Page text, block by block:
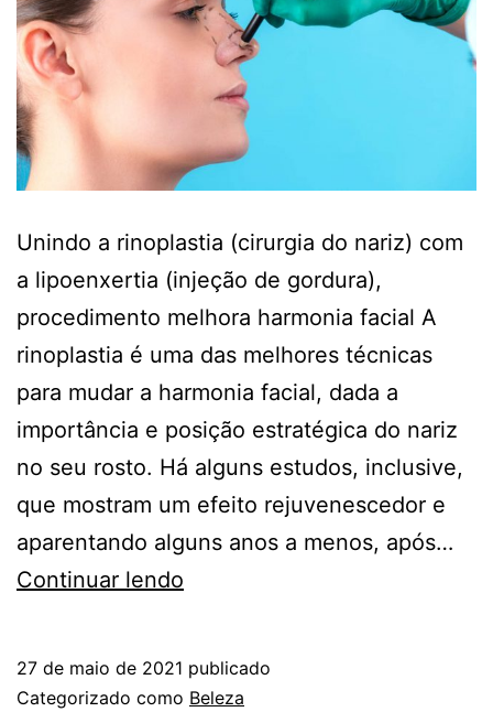
Unindo a rinoplastia (cirurgia do nariz) com
a lipoenxertia (injeção de gordura),
procedimento melhora harmonia facial A
rinoplastia é uma das melhores técnicas
para mudar a harmonia facial, dada a
importância e posição estratégica do nariz
no seu rosto. Há alguns estudos, inclusive,
que mostram um efeito rejuvenescedor e
aparentando alguns anos a menos, após…
Continuar lendo
mais
27 de maio de 2021 publicado
Categorizado como Beleza